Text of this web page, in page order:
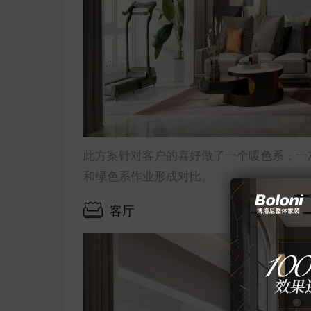
此方案针对客户的喜好做了一个暖色系，
和绿色系作业形成对比。
客厅